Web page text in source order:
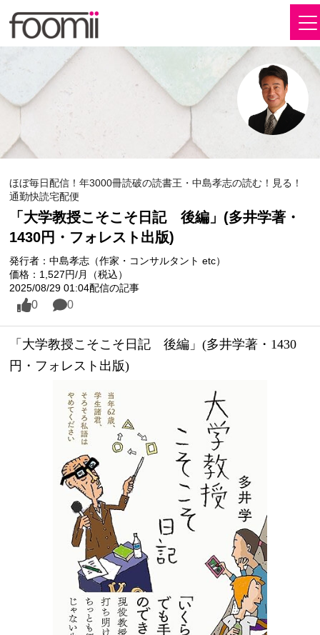
ほぼ毎日配信！年3000冊読破の読書王・中島孝志の読む！見る！
通勤快読宅配便
「大学教授こそこそ日記 後編」(多井学著・
1430円・フォレスト出版)
発行者：中島孝志（作家・コンサルタント etc）
価格：1,527円/月（税込）
2025/08/29 01:04配信の記事
0 0
「大学教授こそこそ日記　後編」(多井学著・1430
円・フォレスト出版)